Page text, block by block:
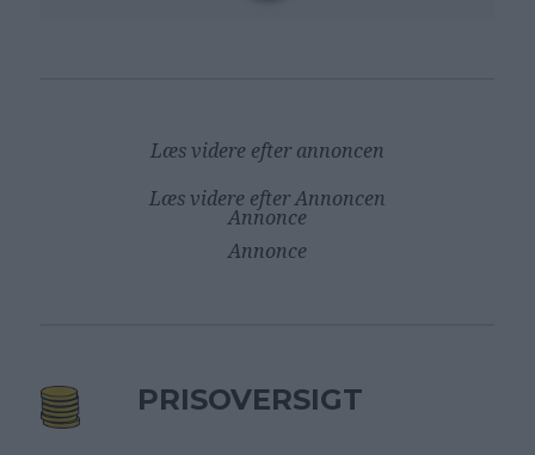
Læs videre efter annoncen
Læs videre efter Annoncen
Annonce
Annonce
PRISOVERSIGT